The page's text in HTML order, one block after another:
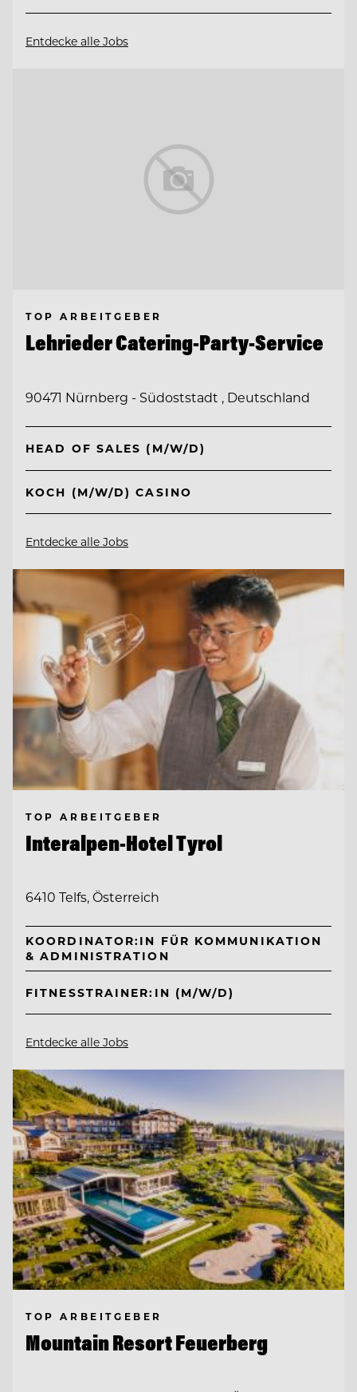
Entdecke alle Jobs
TOP ARBEITGEBER
Lehrieder Catering-Party-Service
90471 Nürnberg - Südoststadt , Deutschland
HEAD OF SALES (M/W/D)
KOCH (M/W/D) CASINO
Entdecke alle Jobs
TOP ARBEITGEBER
Interalpen-Hotel Tyrol
6410 Telfs, Österreich
KOORDINATOR:IN FÜR KOMMUNIKATION
& ADMINISTRATION
FITNESSTRAINER:IN (M/W/D)
Entdecke alle Jobs
TOP ARBEITGEBER
Mountain Resort Feuerberg